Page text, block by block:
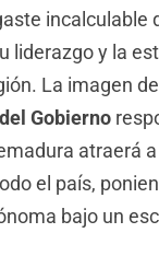
incalculable
liderazgo y la
La imagen
Gobierno
atraerá
el país,
bajo un